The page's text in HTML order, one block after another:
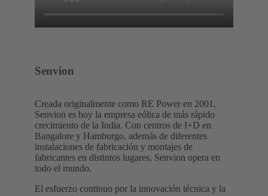
Senvion
Creada originalmente como RE Power en 2001,
Senvion es hoy la empresa eólica de más rápido
crecimiento de la India. Con centros de I+D en
Bangalore y Hamburgo, además de diferentes
instalaciones de fabricación y montajes de
fabricantes en distintos lugares, Senvion opera en
todo el mundo.
El esfuerzo continuo por la innovación técnica y la